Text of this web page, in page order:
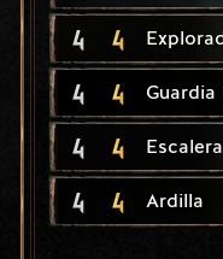
4 4
4 4 Guardia
4 4
4 4 Ardilla